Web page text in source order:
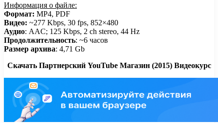
Информация о файле:
Формат: MP4, PDF
Видео: ~277 Kbps, 30 fps, 852×480
Аудио: AAC; 125 Kbps, 2 ch stereo, 44 Hz
Продолжительность: ~6 часов
Размер архива: 4,71 Gb
Скачать Партнерский YouTube Магазин (2015) Видеокурс